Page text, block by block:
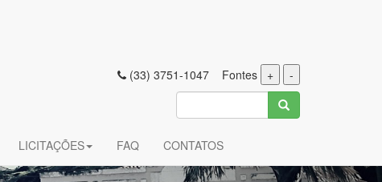
(33) 3751-1047 Fontes + -
LICITAÇÕES FAQ CONTATOS